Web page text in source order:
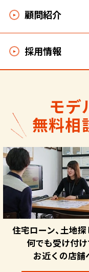
顧問紹介
採用情報
モデ
無料相
住宅ローン、土地
何でも受け付け
お近くの店舗